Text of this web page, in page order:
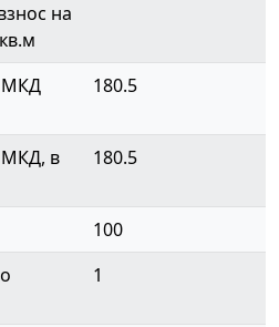
на
МКД
180.5
в
180.5
100
1